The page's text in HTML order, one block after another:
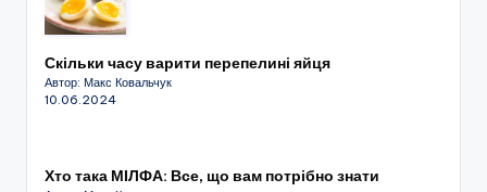
Скільки часу варити перепелині яйця
Автор: Макс Ковальчук
10.06.2024
Хто така МІЛФА: Все, що вам потрібно знати